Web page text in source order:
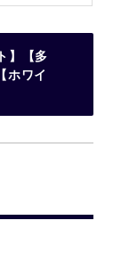
】【多
ホワイ